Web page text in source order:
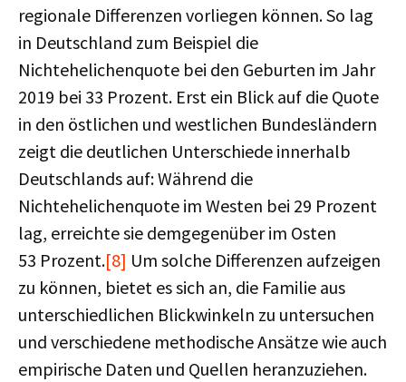
regionale Differenzen vorliegen können. So lag
in Deutschland zum Beispiel die
Nichtehelichenquote bei den Geburten im Jahr
2019 bei 33 Prozent. Erst ein Blick auf die Quote
in den östlichen und westlichen Bundesländern
zeigt die deutlichen Unterschiede innerhalb
Deutschlands auf: Während die
Nichtehelichenquote im Westen bei 29 Prozent
lag, erreichte sie demgegenüber im Osten
53 Prozent.[8] Um solche Differenzen aufzeigen
zu können, bietet es sich an, die Familie aus
unterschiedlichen Blickwinkeln zu untersuchen
und verschiedene methodische Ansätze wie auch
empirische Daten und Quellen heranzuziehen.